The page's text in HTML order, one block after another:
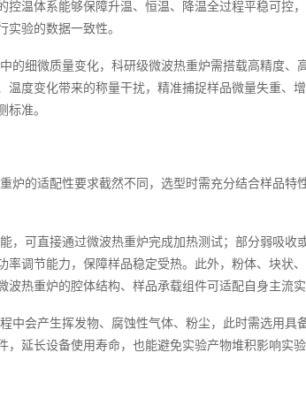
温体系能够保障升温、恒温、降温全过程平稳可控
验的数据一致性。
的细微质量变化，科研级微波热重炉需搭载高精度、
度变化带来的称量干扰，精准捕捉样品微量失重、
准。
炉的适配性要求截然不同，选型时需充分结合样品特
，可直接通过微波热重炉完成加热测试；部分弱吸收
调节能力，保障样品稳定受热。此外，粉体、块状
热重炉的腔体结构、样品承载组件可适配自身主流实
会产生挥发物、腐蚀性气体、粉尘，此时需选用具
延长设备使用寿命，也能避免实验产物堆积影响实